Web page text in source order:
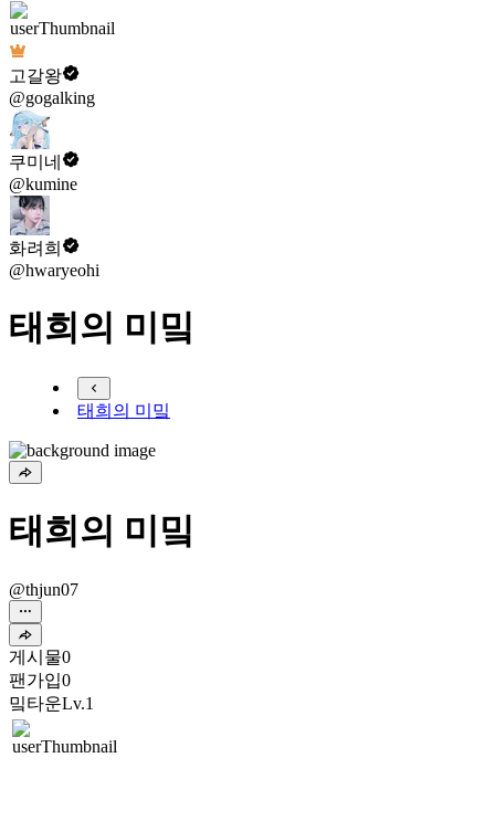
고갈왕
@gogalking
쿠미네
@kumine
화려희
@hwaryeohi
태희의 미밐
태희의 미밐
태희의 미밐
@thjun07
게시물0
팬가입0
밐타운Lv.1